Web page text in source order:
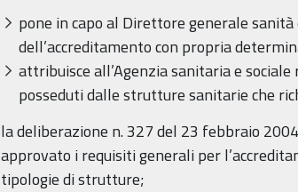
pone in capo al Direttore generale
dell’accreditamento con propria
attribuisce all’Agenzia sanitaria e
posseduti dalle strutture sanitarie che
la deliberazione n. 327 del 23 febbraio
approvato i requisiti generali per
tipologie di strutture;